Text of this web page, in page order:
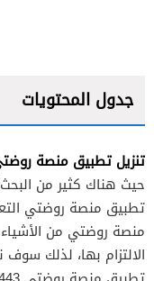
جدول المحتويات
رابط تنزيل
رابط تنزيل
تنزيل تطبيق منصة روضتي
حيث هناك كثير من
منصة روضتي من الأشياء
الالتزام بها، لذلك